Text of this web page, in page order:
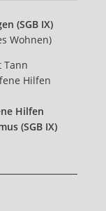
(SGB IX)
Wohnen)
Tann
Hilfen
Hilfen
(SGB IX)